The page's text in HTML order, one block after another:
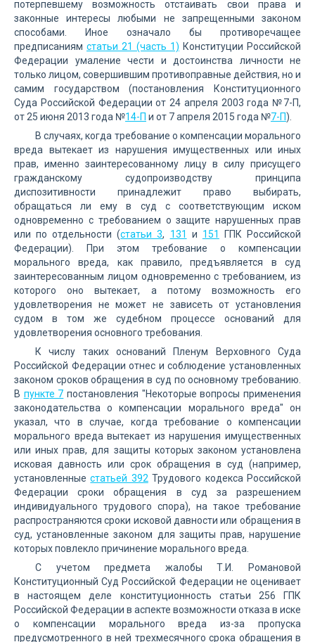
потерпевшему возможность отстаивать свои права и
законные интересы любыми не запрещенными законом
способами. Иное означало бы противоречащее
предписаниям статьи 21 (часть 1) Конституции Российской
Федерации умаление чести и достоинства личности не
только лицом, совершившим противоправные действия, но и
самим государством (постановления Конституционного
Суда Российской Федерации от 24 апреля 2003 года №7-П,
от 25 июня 2013 года №14-П и от 7 апреля 2015 года №7-П).
В случаях, когда требование о компенсации морального
вреда вытекает из нарушения имущественных или иных
прав, именно заинтересованному лицу в силу присущего
гражданскому судопроизводству принципа
диспозитивности принадлежит право выбирать,
обращаться ли ему в суд с соответствующим иском
одновременно с требованием о защите нарушенных прав
или по отдельности (статьи 3, 131 и 151
ГПК Российской
Федерации). При этом требование о компенсации
морального вреда, как правило, предъявляется в суд
заинтересованным лицом одновременно с требованием, из
которого оно вытекает, а потому возможность его
удовлетворения не может не зависеть от установления
судом в том же судебном процессе оснований для
удовлетворения основного требования.
К числу таких оснований Пленум Верховного Суда
Российской Федерации отнес и соблюдение установленных
законом сроков обращения в суд по основному требованию.
В пункте 7 постановления "Некоторые вопросы применения
законодательства о компенсации морального вреда" он
указал, что в случае, когда требование о компенсации
морального вреда вытекает из нарушения имущественных
или иных прав, для защиты которых законом установлена
исковая давность или срок обращения в суд (например,
установленныестатьей 392 Трудового кодекса Российской
Федерации сроки обращения в суд за разрешением
индивидуального трудового спора), на такое требование
распространяются сроки исковой давности или обращения в
суд, установленные законом для защиты прав, нарушение
которых повлекло причинение морального вреда.
С учетом предмета жалобы Т.И. Романовой
Конституционный Суд Российской Федерации не оценивает
в настоящем деле конституционность статьи 256 ГПК
Российской Федерации в аспекте возможности отказа в иске
о компенсации морального вреда из-за пропуска
предусмотренного в ней трехмесячного срока обращения в